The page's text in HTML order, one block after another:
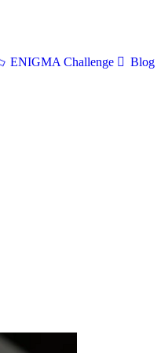
ENIGMA Challenge Blog